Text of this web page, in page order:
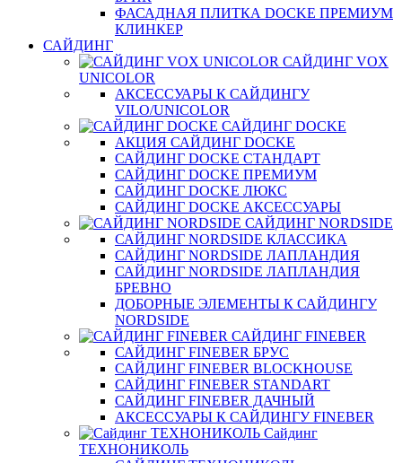
ФАСАДНАЯ ПЛИТКА DOCKE ПРЕМИУМ
КЛИНКЕР
САЙДИНГ
САЙДИНГ VOX
UNICOLOR
АКСЕССУАРЫ К САЙДИНГУ
VILO/UNICOLOR
САЙДИНГ DOCKE
АКЦИЯ САЙДИНГ DOCKE
САЙДИНГ DOCKE СТАНДАРТ
САЙДИНГ DOCKE ПРЕМИУМ
САЙДИНГ DOCKE ЛЮКС
САЙДИНГ DOCKE АКСЕССУАРЫ
САЙДИНГ NORDSIDE
САЙДИНГ NORDSIDE КЛАССИКА
САЙДИНГ NORDSIDE ЛАПЛАНДИЯ
САЙДИНГ NORDSIDE ЛАПЛАНДИЯ
БРЕВНО
ДОБОРНЫЕ ЭЛЕМЕНТЫ К САЙДИНГУ
NORDSIDE
САЙДИНГ FINEBER
САЙДИНГ FINEBER БРУС
САЙДИНГ FINEBER BLOCKHOUSE
САЙДИНГ FINEBER STANDART
САЙДИНГ FINEBER ДАЧНЫЙ
АКСЕССУАРЫ К САЙДИНГУ FINEBER
Сайдинг
ТЕХНОНИКОЛЬ